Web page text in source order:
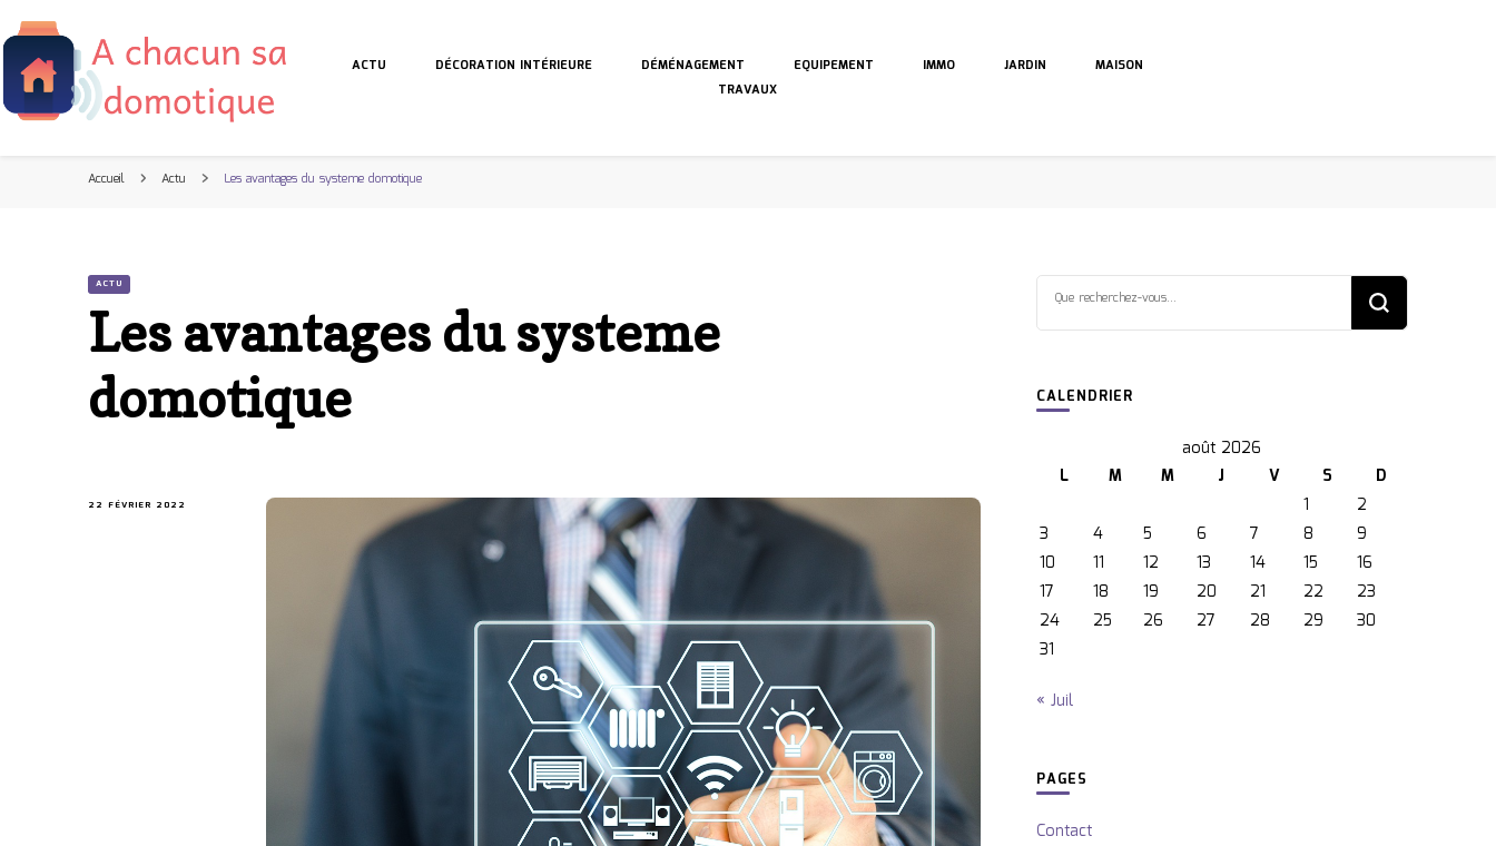
A chacun sa domotique
ACTU DÉCORATION INTÉRIEURE DÉMÉNAGEMENT EQUIPEMENT IMMO JARDIN
MAISON
TRAVAUX
Accueil Actu Les avantages du systeme domotique
ACTU
Les avantages du systeme
domotique
22 FÉVRIER 2022
Vous
recherchiez
quelque
CALENDRIER
août 2026
L
M M J V S
D
1
2
3
4 5 6 7 8
9
10
11 12 13 14 15
16
17
18 19 20 21 22
23
24
25 26 27 28 29
30
31
« Juil
PAGES
Contact